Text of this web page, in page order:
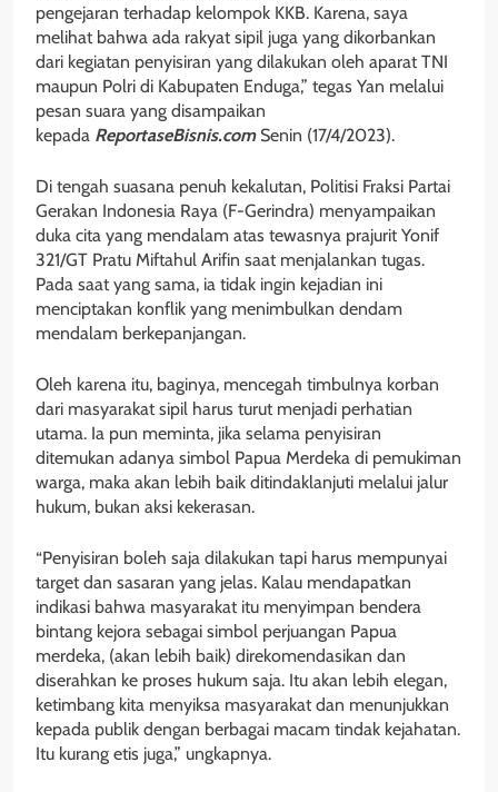
pengejaran terhadap kelompok KKB. Karena, saya
melihat bahwa ada rakyat sipil juga yang dikorbankan
dari kegiatan penyisiran yang dilakukan oleh aparat TNI
maupun Polri di Kabupaten Enduga,” tegas Yan melalui
pesan suara yang disampaikan
kepada ReportaseBisnis.comSenin (17/4/2023).
Di tengah suasana penuh kekalutan, Politisi Fraksi Partai
Gerakan Indonesia Raya (F-Gerindra) menyampaikan
duka cita yang mendalam atas tewasnya prajurit Yonif
321/GT Pratu Miftahul Arifin saat menjalankan tugas.
Pada saat yang sama, ia tidak ingin kejadian ini
menciptakan konflik yang menimbulkan dendam
mendalam berkepanjangan.
Oleh karena itu, baginya, mencegah timbulnya korban
dari masyarakat sipil harus turut menjadi perhatian
utama. Ia pun meminta, jika selama penyisiran
ditemukan adanya simbol Papua Merdeka di pemukiman
warga, maka akan lebih baik ditindaklanjuti melalui jalur
hukum, bukan aksi kekerasan.
“Penyisiran boleh saja dilakukan tapi harus mempunyai
target dan sasaran yang jelas. Kalau mendapatkan
indikasi bahwa masyarakat itu menyimpan bendera
bintang kejora sebagai simbol perjuangan Papua
merdeka, (akan lebih baik) direkomendasikan dan
diserahkan ke proses hukum saja. Itu akan lebih elegan,
ketimbang kita menyiksa masyarakat dan menunjukkan
kepada publik dengan berbagai macam tindak kejahatan.
Itu kurang etis juga,” ungkapnya.